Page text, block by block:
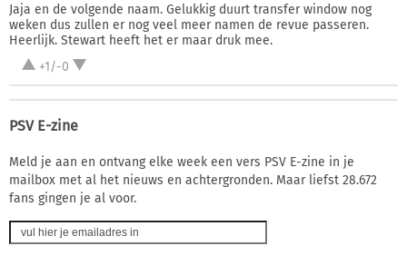
Jaja en de volgende naam. Gelukkig duurt transfer window nog
weken dus zullen er nog veel meer namen de revue passeren.
Heerlijk. Stewart heeft het er maar druk mee.
+1/-0
PSV E-zine
Meld je aan en ontvang elke week een vers PSV E-zine in je
mailbox met al het nieuws en achtergronden. Maar liefst 28.672
fans gingen je al voor.